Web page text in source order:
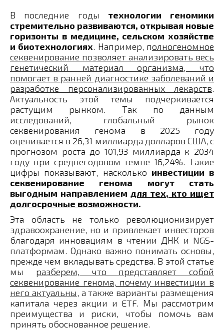
В последние годы технологии геномики
стремительно развиваются, открывая новые
горизонты в медицине, сельском хозяйстве
и биотехнологиях. Например, полногеномное
секвенирование позволяет анализировать весь
генетический материал организма, что
помогает в ранней диагностике заболеваний и
разработке персонализированных лекарств.
Актуальность этой темы подчеркивается
растущим рынком. Так по данным
исследований, глобальный рынок
секвенирования генома в 2025 году
оценивается в 26,31 миллиарда долларов США, с
прогнозом роста до 101,93 миллиарда к 2034
году при среднегодовом темпе 16,24%. Такие
цифры показывают, насколько инвестиции в
секвенирование генома могут стать
выгодным направлением для тех, кто ищет
долгосрочные возможности.
Эта область не только революционизирует
здравоохранение, но и привлекает инвесторов
благодаря инновациям в чтении ДНК и NGS-
платформам. Однако важно понимать основы,
прежде чем вкладывать средства. В этой статье
мы разберем, что представляет собой
секвенирование генома, почему инвестиции в
него актуальны, а также варианты размещения
капитала через акции и ETF. Мы рассмотрим
преимущества и риски, чтобы помочь вам
принять обоснованное решение.